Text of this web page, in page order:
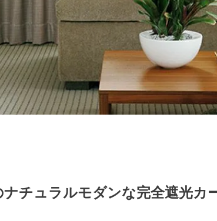
チュラルモダンな完全遮光カ